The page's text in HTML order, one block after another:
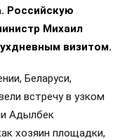
Российскую
Михаил
визитом.
Беларуси,
встречу в узком
Адылбек
хозяин площадки,